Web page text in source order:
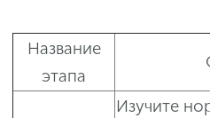
Название
этапа
Изучите